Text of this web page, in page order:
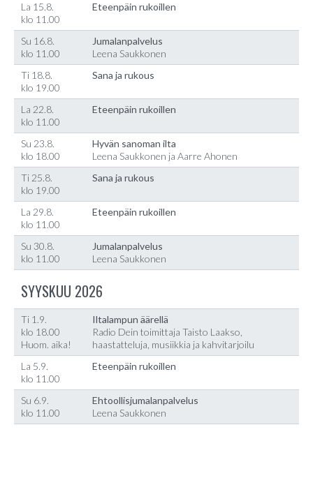
La 15.8.
klo 11.00
Eteenpäin rukoillen
Su 16.8.
klo 11.00
Jumalanpalvelus
Leena Saukkonen
Ti 18.8.
klo 19.00
Sana ja rukous
La 22.8.
klo 11.00
Eteenpäin rukoillen
Su 23.8.
klo 18.00
Hyvän sanoman ilta
Leena Saukkonen ja Aarre Ahonen
Ti 25.8.
klo 19.00
Sana ja rukous
La 29.8.
klo 11.00
Eteenpäin rukoillen
Su 30.8.
klo 11.00
Jumalanpalvelus
Leena Saukkonen
SYYSKUU 2026
Ti 1.9.
klo 18.00
Huom. aika!
Iltalampun äärellä
Radio Dein toimittaja Taisto Laakso,
haastatteluja, musiikkia ja kahvitarjoilu
La 5.9.
klo 11.00
Eteenpäin rukoillen
Su 6.9.
klo 11.00
Ehtoollisjumalanpalvelus
Leena Saukkonen